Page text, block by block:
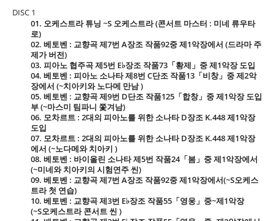
DISC 1
01. 오케스트라 튜닝 ~S 오케스트라 (콘서트 마스터 : 미네 류우타
로)
02. 베토벤 : 교향곡 제7번 A장조 작품92중 제1악장에서 (드라마 주
제가 버전)
03. 피아노 협주곡 제5번 E♭장조 작품73「황제」중 제1악장 도입
04. 베토벤 : 피아노 소나타 제8번 C단조 작품13「비창」중 제2악
장에서 (~치아키와 노다메 만남 )
05. 베토벤 : 교향곡 제9번 D단조 작품125「합창」중 제1악장 도입
부 (~마스미 팀파니 쫓겨남)
06. 모차르트 : 2대의 피아노를 위한 소나타 D장조 K.448 제1악장
도입
07. 모차르트 : 2대의 피아노를 위한 소나타 D장조 K.448 제1악장
에서 (~노다메와 치아키 )
08. 베토벤 : 바이올린 소나타 제5번 작품24「봄」중 제1악장에서
(~미네와 치아키의 시험연주 씬)
09. 베토벤 : 교향곡 제7번 A장조 작품92중 제1악장에서(~S오케스
트라 첫 연습)
10. 베토벤 : 교향곡 제3번 E♭장조 작품55「영웅」중~제1악장
(~S오케스트라 콘서트 씬 )